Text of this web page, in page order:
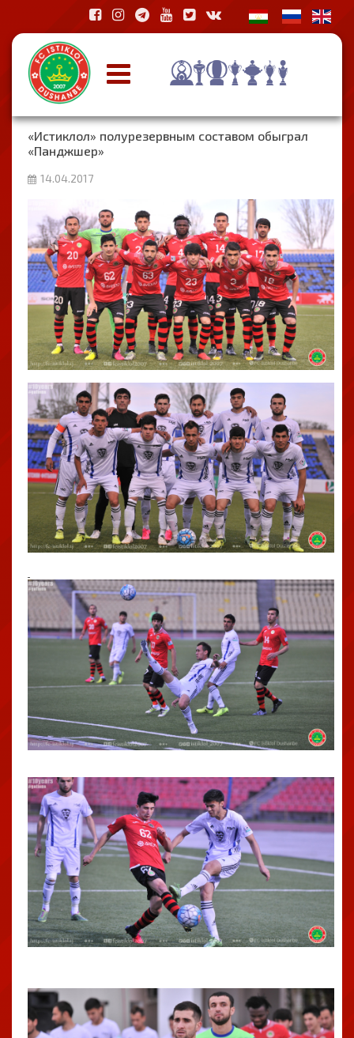
«Истиклол» полурезервным составом обыграл
«Панджшер»
14.04.2017